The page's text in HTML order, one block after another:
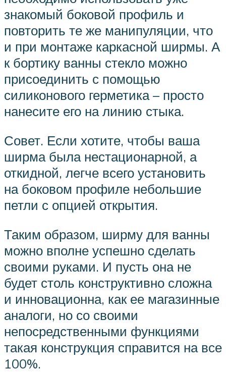
знакомый боковой профиль и
повторить те же манипуляции, что
и при монтаже каркасной ширмы. А
к бортику ванны стекло можно
присоединить с помощью
силиконового герметика – просто
нанесите его на линию стыка.
Совет. Если хотите, чтобы ваша
ширма была нестационарной, а
откидной, легче всего установить
на боковом профиле небольшие
петли с опцией открытия.
Таким образом, ширму для ванны
можно вполне успешно сделать
своими руками. И пусть она не
будет столь конструктивно сложна
и инновационна, как ее магазинные
аналоги, но со своими
непосредственными функциями
такая конструкция справится на все
100%.